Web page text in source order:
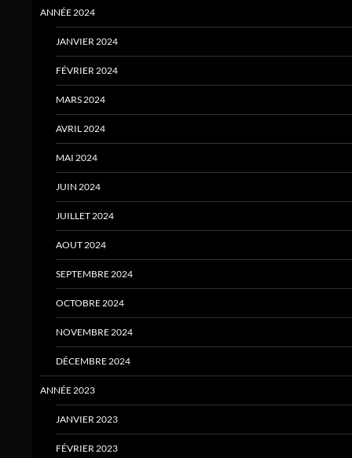
ANNÉE 2024
JANVIER 2024
FÉVRIER 2024
MARS 2024
AVRIL 2024
MAI 2024
JUIN 2024
JUILLET 2024
AOUT 2024
SEPTEMBRE 2024
OCTOBRE 2024
NOVEMBRE 2024
DÉCEMBRE 2024
ANNÉE 2023
JANVIER 2023
FÉVRIER 2023